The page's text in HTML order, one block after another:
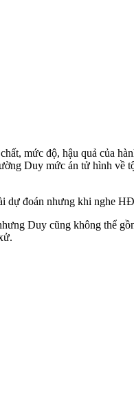
mức độ, hậu quả của
Duy mức án t‌ử hìn‌h về
dự đoán nhưng khi nghe
Duy cũng không thể